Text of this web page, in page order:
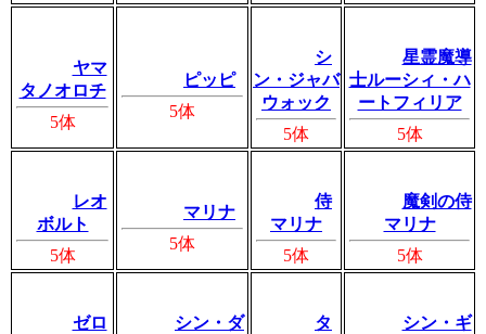
ヤマ
タノオロチ
5体
ピッピ
5体
シ
ン・ジャバ
ウォック
5体
星霊魔導
士ルーシィ・ハ
ートフィリア
5体
レオ
ボルト
5体
マリナ
5体
侍
マリナ
5体
魔剣の侍
マリナ
5体
ゼロ
シン・ダ
タ
シン・ギ